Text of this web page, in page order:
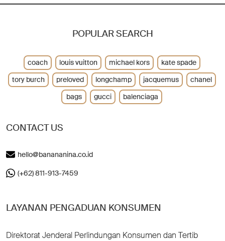
CONTACT US
hello@banananina.co.id
(+62) 811-913-7459
LAYANAN PENGADUAN KONSUMEN
Direktorat Jenderal Perlindungan Konsumen dan Tertib
POPULAR SEARCH
coach louis vuitton michael kors
kate spade
tory burch
preloved longchamp jacquemus
chanel
bags
gucci balenciaga